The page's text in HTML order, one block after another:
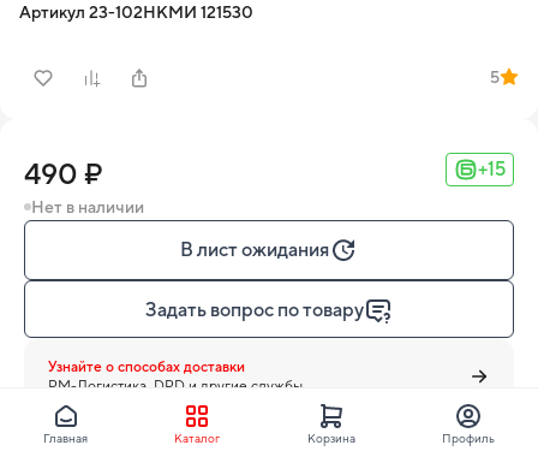
Артикул 23-102НКМИ 121530
5
490 ₽ +15
Нет в наличии
В лист ожидания
Задать вопрос по товару
Узнайте о способах доставки
PM-Логистика, DPD и другие службы
Главная Каталог Корзина Профиль